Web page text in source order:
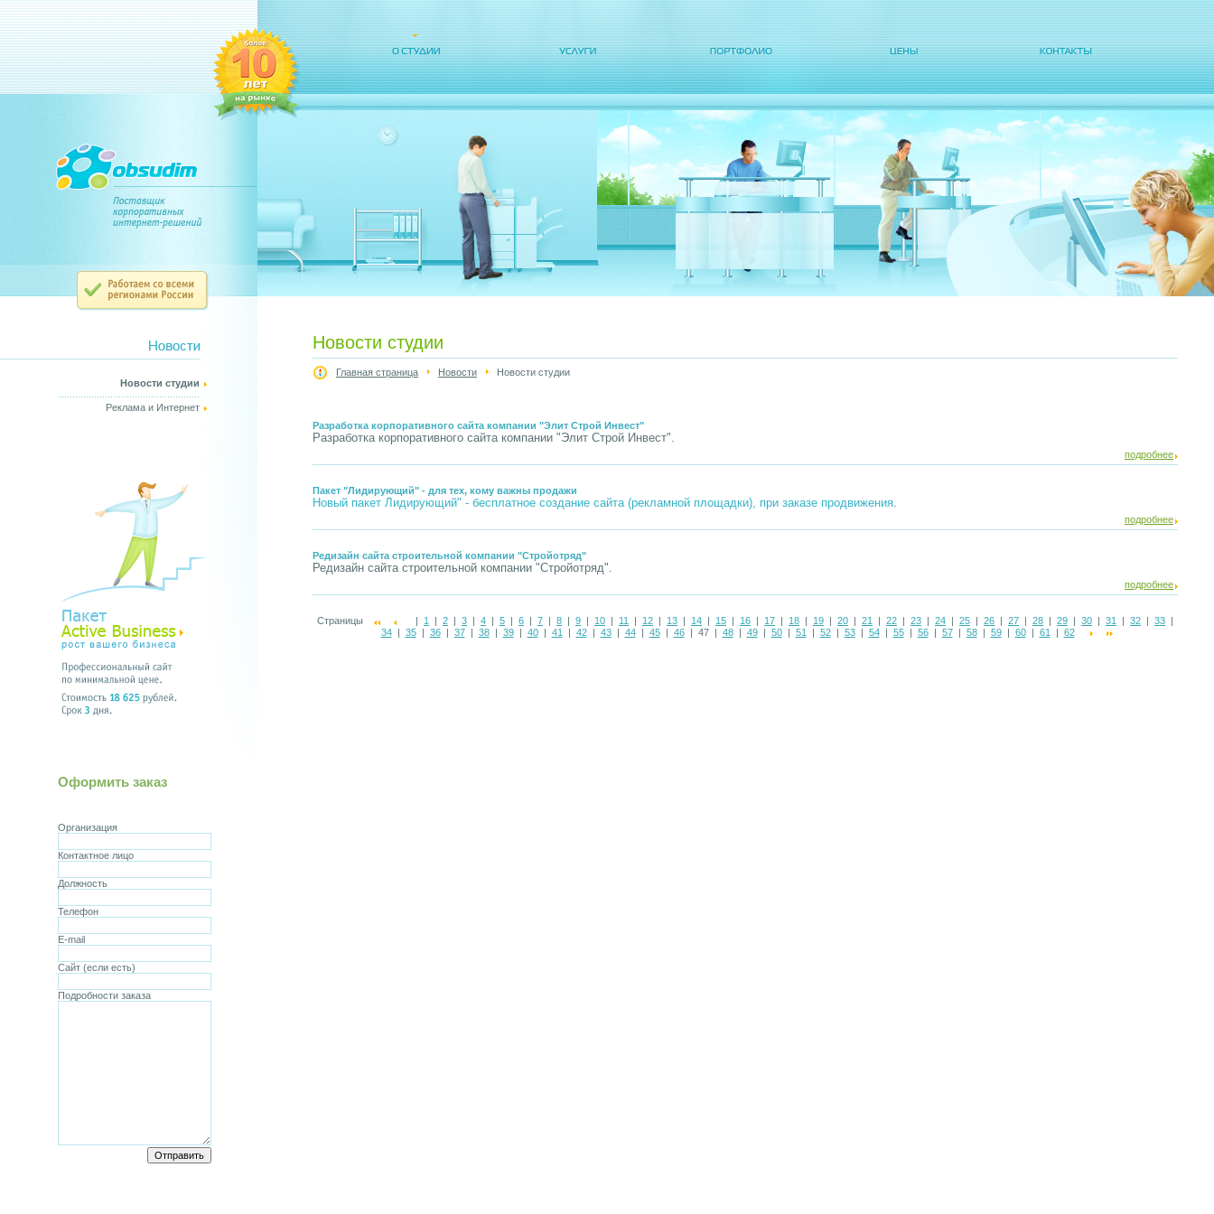
Новости студии
Реклама и Интернет
Оформить заказ
Организация
Контактное лицо
Должность
Телефон
E-mail
Сайт (если есть)
Подробности заказа
Новости студии
Главная страница Новости Новости студии
Разработка корпоративного сайта компании "Элит Строй Инвест"
Разработка корпоративного сайта компании "Элит Строй Инвест".
подробнее
Пакет "Лидирующий" - для тех, кому важны продажи
Новый пакет Лидирующий" - бесплатное создание сайта (рекламной площадки), при заказе продвижения.
подробнее
Редизайн сайта строительной компании "Стройотряд"
Редизайн сайта строительной компании "Стройотряд".
подробнее
Страницы | 1 | 2 | 3 | 4 | 5 | 6 | 7 | 8 | 9 | 10 | 11 | 12 | 13 | 14 | 15 | 16 | 17 | 18 | 19 | 20 | 21 | 22 | 23 | 24 | 25 | 26 | 27 | 28 | 29 | 30 | 31 | 32 | 33 |
34| 35| 36| 37| 38| 39| 40| 41 | 42| 43| 44| 45| 46| 47 | 48| 49| 50| 51 | 52| 53| 54| 55| 56| 57| 58| 59| 60| 61 | 62